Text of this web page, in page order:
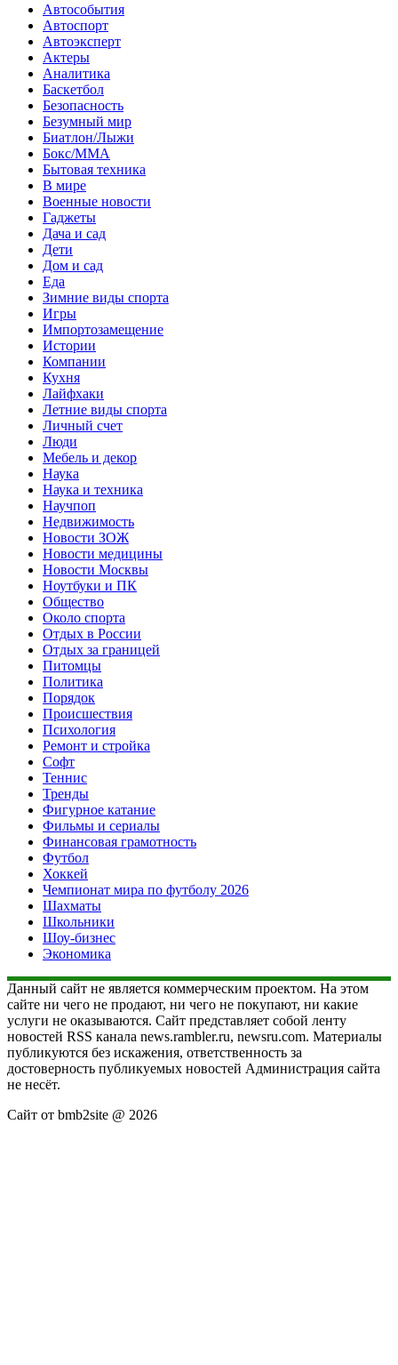
Автособытия
Автоспорт
Автоэксперт
Актеры
Аналитика
Баскетбол
Безопасность
Безумный мир
Биатлон/Лыжи
Бокс/MMA
Бытовая техника
В мире
Военные новости
Гаджеты
Дача и сад
Дети
Дом и сад
Еда
Зимние виды спорта
Игры
Импортозамещение
Истории
Компании
Кухня
Лайфхаки
Летние виды спорта
Личный счет
Люди
Мебель и декор
Наука
Наука и техника
Научпоп
Недвижимость
Новости ЗОЖ
Новости медицины
Новости Москвы
Ноутбуки и ПК
Общество
Около спорта
Отдых в России
Отдых за границей
Питомцы
Политика
Порядок
Происшествия
Психология
Ремонт и стройка
Софт
Теннис
Тренды
Фигурное катание
Фильмы и сериалы
Финансовая грамотность
Футбол
Хоккей
Чемпионат мира по футболу 2026
Шахматы
Школьники
Шоу-бизнес
Экономика
Данный сайт не является коммерческим проектом. На этом
сайте ни чего не продают, ни чего не покупают, ни какие
услуги не оказываются. Сайт представляет собой ленту
новостей RSS канала news.rambler.ru, newsru.com. Материалы
публикуются без искажения, ответственность за
достоверность публикуемых новостей Администрация сайта
не несёт.
Сайт от bmb2site @ 2026